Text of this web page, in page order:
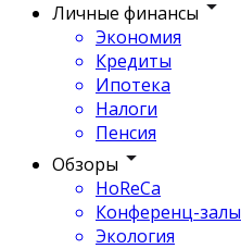
Личные финансы
Экономия
Кредиты
Ипотека
Налоги
Пенсия
Обзоры
HoReCa
Конференц-залы
Экология